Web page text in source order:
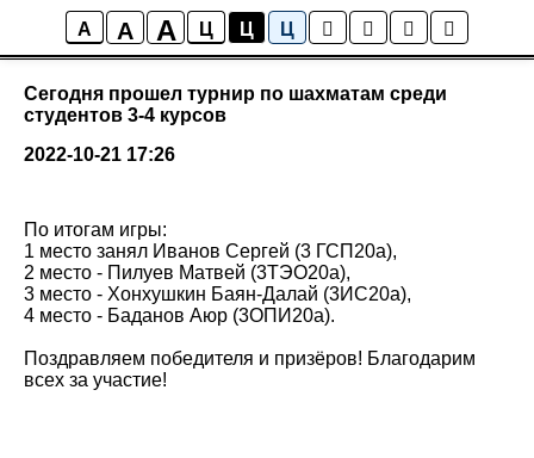
A A A Ц Ц Ц
Новости колледжа
Сегодня прошел турнир по шахматам среди
студентов 3-4 курсов
2022-10-21 17:26
По итогам игры:
1 место занял Иванов Сергей (3 ГСП20а),
2 место - Пилуев Матвей (3ТЭО20а),
3 место - Хонхушкин Баян-Далай (3ИС20а),
4 место - Баданов Аюр (3ОПИ20а).
Поздравляем победителя и призёров! Благодарим
всех за участие!